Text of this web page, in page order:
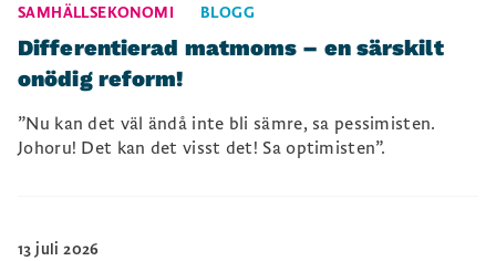
SAMHÄLLSEKONOMI
BLOGG
Differentierad matmoms – en särskilt
onödig reform!
”Nu kan det väl ändå inte bli sämre, sa pessimisten.
Johoru! Det kan det visst det! Sa optimisten”.
13 juli 2026